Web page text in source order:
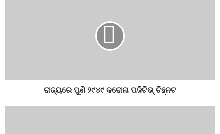
ରାଜ୍ୟରେ ପୁଣି ୨୯୪୯ କରୋନା ପଜିଟିଭ୍ ଚିହ୍ନଟ